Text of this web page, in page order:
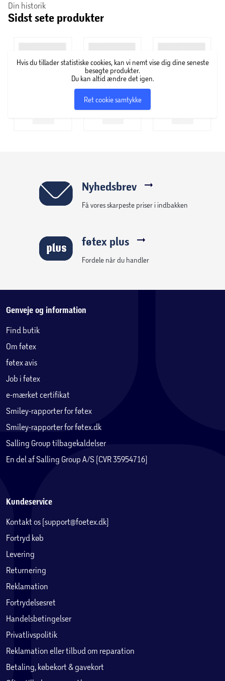
Din historik
Sidst sete produkter
Hvis du tillader statistiske cookies, kan vi nemt vise dig dine seneste
besøgte produkter.
Du kan altid ændre det igen.
Ret cookie samtykke
Nyhedsbrev
Få vores skarpeste priser i indbakken
føtex plus
Fordele når du handler
Genveje og information
Find butik
Om føtex
føtex avis
Job i føtex
e-mærket certifikat
Smiley-rapporter for føtex
Smiley-rapporter for føtex.dk
Salling Group tilbagekaldelser
En del af Salling Group A/S (CVR 35954716)
Kundeservice
Kontakt os (support@foetex.dk)
Fortryd køb
Levering
Returnering
Reklamation
Fortrydelsesret
Handelsbetingelser
Privatlivspolitik
Reklamation eller tilbud om reparation
Betaling, købekort & gavekort